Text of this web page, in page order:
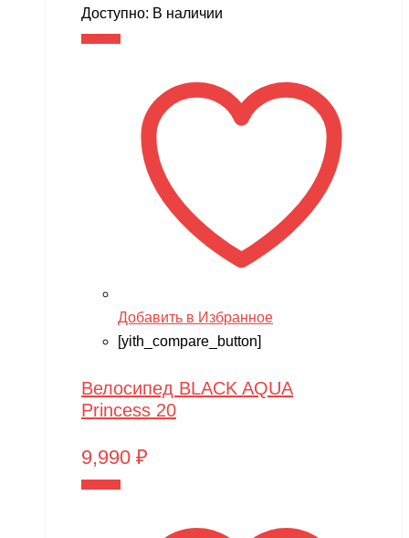
Доступно: В наличии
Добавить в Избранное
[yith_compare_button]
Велосипед BLACK AQUA
Princess 20
9,990 ₽